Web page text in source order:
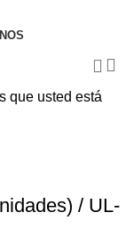
/ UL-
que usted está